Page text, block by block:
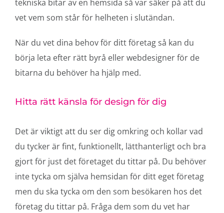
tekniska bitar av en hemsida så var säker på att du
vet vem som står för helheten i slutändan.
När du vet dina behov för ditt företag så kan du
börja leta efter rätt byrå eller webdesigner för de
bitarna du behöver ha hjälp med.
Hitta rätt känsla för design för dig
Det är viktigt att du ser dig omkring och kollar vad
du tycker är fint, funktionellt, lätthanterligt och bra
gjort för just det företaget du tittar på. Du behöver
inte tycka om själva hemsidan för ditt eget företag
men du ska tycka om den som besökaren hos det
företag du tittar på. Fråga dem som du vet har